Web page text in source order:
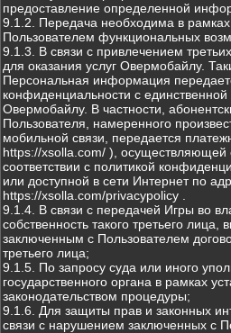
предоставление определенной
9.1.2. Передача необходима в рамках
Пользователем функциональных
9.1.3. В связи с привлечением
для оказания услуг Овермобайлу.
Персональная информация
конфиденциальности с
Овермобайлу. В частности,
Пользователя, намеренного
мобильной связи, передается
https://xsolla.com/ ), осуществляющей
соответствии с политикой
или доступной в сети Интернет по
https://xsolla.com/privacypolicy .
9.1.4. В связи с передачей Игры во
собственность такого третьего лица,
заключенным с Пользователем
третьего лица;
9.1.5. По запросу суда или иного
государственного органа в рамках
законодательством процедуры;
9.1.6. Для защиты прав и законных
связи с нарушением заключенных с